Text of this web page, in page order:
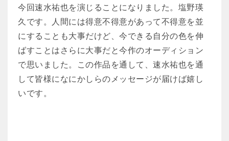
今回速水祐也を演じることになりました。塩野瑛
久です。人間には得意不得意があって不得意を並
にすることも大事だけど、今できる自分の色を伸
ばすことはさらに大事だと今作のオーディション
で思いました。この作品を通して、速水祐也を通
して皆様になにかしらのメッセージが届けば嬉し
いです。